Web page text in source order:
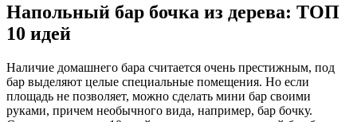
Напольный бар бочка из дерева: ТОП
10 идей
Наличие домашнего бара считается очень престижным, под
бар выделяют целые специальные помещения. Но если
площадь не позволяет, можно сделать мини бар своими
руками, причем необычного вида, например, бар бочку.